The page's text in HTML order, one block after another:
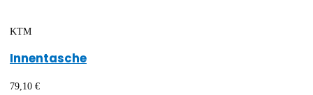
KTM
Innentasche
79,10 €